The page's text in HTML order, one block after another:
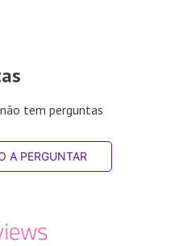
tem perguntas
A PERGUNTAR